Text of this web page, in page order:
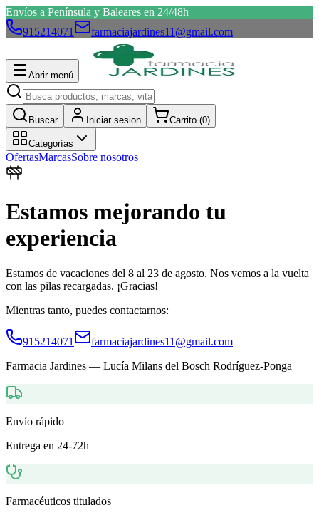
Envíos a Península y Baleares en 24/48h
915214071
farmaciajardines11@gmail.com
Abrir menú
Buscar Iniciar sesion Carrito (0)
Categorías
OfertasMarcasSobre nosotros
Estamos mejorando tu
experiencia
Estamos de vacaciones del 8 al 23 de agosto. Nos vemos a la vuelta
con las pilas recargadas. ¡Gracias!
Mientras tanto, puedes contactarnos:
915214071
farmaciajardines11@gmail.com
Farmacia Jardines — Lucía Milans del Bosch Rodríguez-Ponga
Envío rápido
Entrega en 24-72h
Farmacéuticos titulados